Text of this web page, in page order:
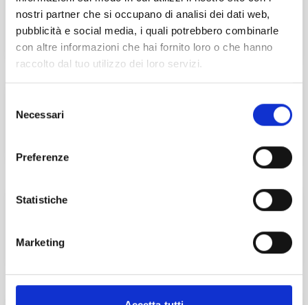
nostri partner che si occupano di analisi dei dati web,
pubblicità e social media, i quali potrebbero combinarle
con altre informazioni che hai fornito loro o che hanno
raccolto dal tuo utilizzo dei loro servizi.
delNecessari
Preferenze
Statistiche
Marketing
Online
Esplora